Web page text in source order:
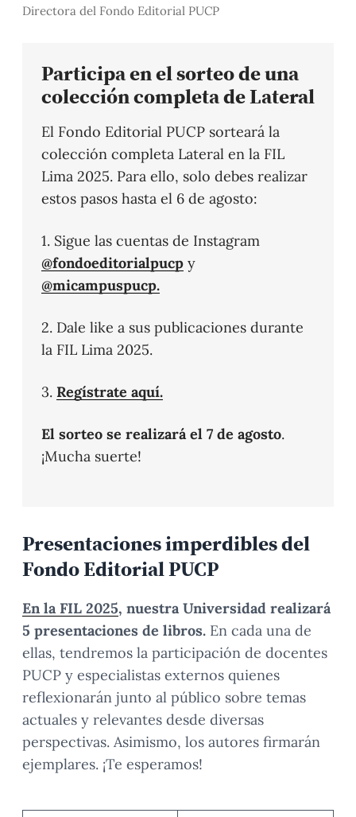
Directora del Fondo Editorial PUCP
Participa en el sorteo de una
colección completa de Lateral
El Fondo Editorial PUCP sorteará la
colección completa Lateral en la FIL
Lima 2025. Para ello, solo debes realizar
estos pasos hasta el 6 de agosto:
1. Sigue las cuentas de Instagram
@fondoeditorialpucp y
@micampuspucp.
2. Dale like a sus publicaciones durante
la FIL Lima 2025.
3. Regístrate aquí.
El sorteo se realizará el 7 de agosto.
¡Mucha suerte!
Presentaciones imperdibles del
Fondo Editorial PUCP
En la FIL 2025, nuestra Universidad realizará
5 presentaciones de libros. En cada una de
ellas, tendremos la participación de docentes
PUCP y especialistas externos quienes
reflexionarán junto al público sobre temas
actuales y relevantes desde diversas
perspectivas. Asimismo, los autores firmarán
ejemplares. ¡Te esperamos!